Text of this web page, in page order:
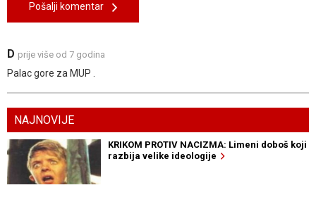
Pošalji komentar
D prije više od 7 godina
Palac gore za MUP .
NAJNOVIJE
KRIKOM PROTIV NACIZMA: Limeni doboš koji
razbija velike ideologije